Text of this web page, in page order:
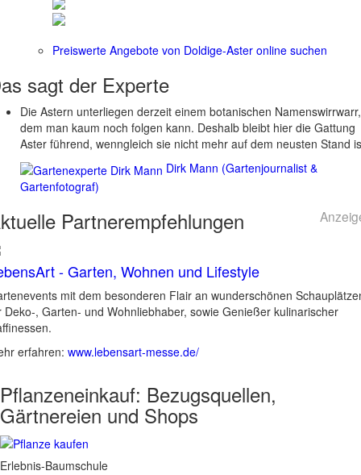
Preiswerte Angebote von Doldige-Aster online suchen
sagt der Experte
Die Astern unterliegen derzeit einem botanischen Namenswirrwarr,
dem man kaum noch folgen kann. Deshalb bleibt hier die Gattung
Aster führend, wenngleich sie nicht mehr auf dem neusten Stand
Dirk Mann (Gartenjournalist &
Gartenfotograf)
Partnerempfehlungen
- Garten, Wohnen und Lifestyle
mit dem besonderen Flair an wunderschönen
Deko-, Garten- und Wohnliebhaber, sowie Genießer kulinarischer
erfahren: www.lebensart-messe.de/
Pflanzeneinkauf: Bezugsquellen,
Gärtnereien und Shops
Erlebnis-Baumschule